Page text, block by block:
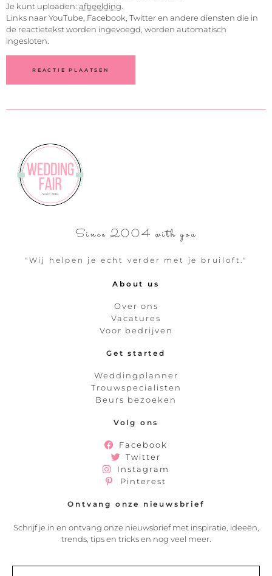
Je kunt uploaden: afbeelding
Links naar YouTube, Facebook, Twitter en andere diensten die in
de reactietekst worden ingevoegd, worden automatisch
ingesloten.
Since 2004 with you
"Wij helpen je echt verder met je bruiloft."
About us
Over ons
Vacatures
Voor bedrijven
Get started
Weddingplanner
Trouwspecialisten
Beurs bezoeken
Volg ons
Facebook
Twitter
Instagram
Pinterest
Ontvang onze nieuwsbrief
Schrijf je in en ontvang onze nieuwsbrief met inspiratie, ideeën,
trends, tips en tricks en nog veel meer.